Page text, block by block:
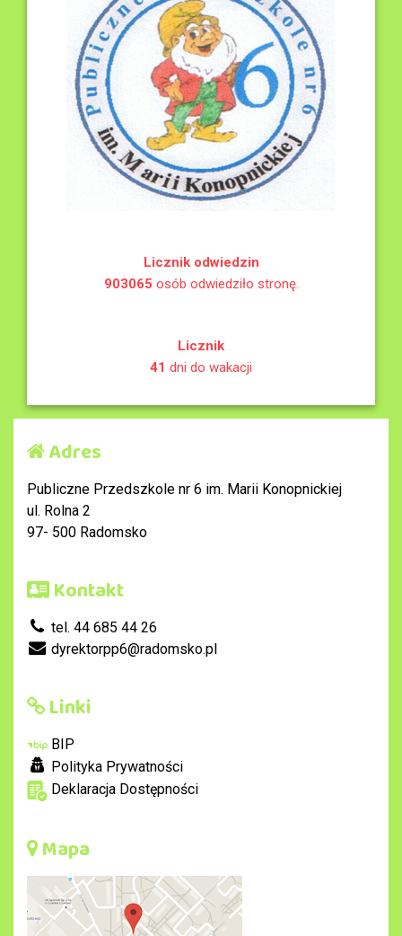
Licznik odwiedzin
903065 osób odwiedziło stronę.
Licznik
41 dni do wakacji
Adres
Publiczne Przedszkole nr 6 im. Marii Konopnickiej
ul. Rolna 2
97- 500 Radomsko
Kontakt
tel. 44 685 44 26
dyrektorpp6@radomsko.pl
Linki
BIP
Polityka Prywatności
Deklaracja Dostępności
Mapa